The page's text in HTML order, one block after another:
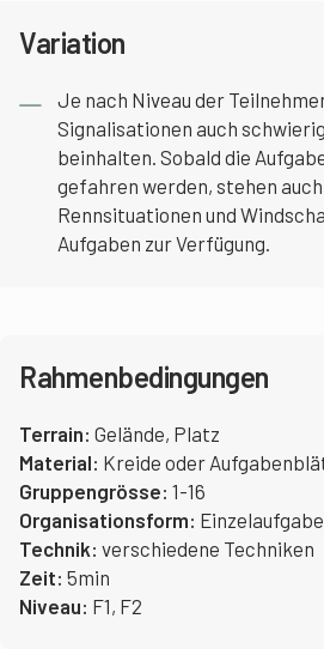
Variation
Je nach Niveau der
Signalisationen auch
beinhalten. Sobald die
gefahren werden, stehen
Rennsituationen und
Aufgaben zur Verfügung.
Rahmenbedingungen
Terrain: Gelände, Platz
Material: Kreide oder
Gruppengrösse: 1-16
Organisationsform: Einzelaufgabe
Technik: verschiedene Techniken
Zeit: 5min
Niveau: F1, F2